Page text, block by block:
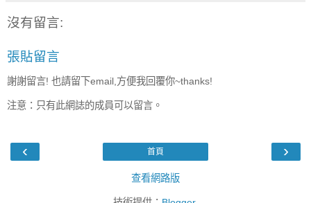
沒有留言:
張貼留言
謝謝留言! 也請留下email,方便我回覆你~thanks!
注意：只有此網誌的成員可以留言。
‹ ›
首頁
查看網路版